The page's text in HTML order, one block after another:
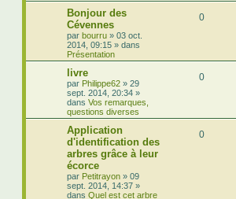
Bonjour des
Cévennes
par bourru » 03 oct.
2014, 09:15 » dans
Présentation
0
livre
par Philippe62 » 29
sept. 2014, 20:34 »
dans Vos remarques,
questions diverses
0
Application
d'identification des
arbres grâce à leur
écorce
par Petitrayon » 09
sept. 2014, 14:37 »
dans Quel est cet arbre
0